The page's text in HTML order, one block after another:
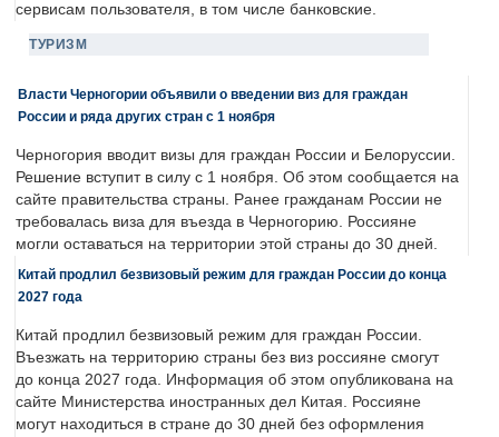
сервисам пользователя, в том числе банковские.
ТУРИЗМ
Власти Черногории объявили о введении виз для граждан
России и ряда других стран с 1 ноября
Черногория вводит визы для граждан России и Белоруссии.
Решение вступит в силу с 1 ноября. Об этом сообщается на
сайте правительства страны. Ранее гражданам России не
требовалась виза для въезда в Черногорию. Россияне
могли оставаться на территории этой страны до 30 дней.
Китай продлил безвизовый режим для граждан России до конца
2027 года
Китай продлил безвизовый режим для граждан России.
Въезжать на территорию страны без виз россияне смогут
до конца 2027 года. Информация об этом опубликована на
сайте Министерства иностранных дел Китая. Россияне
могут находиться в стране до 30 дней без оформления